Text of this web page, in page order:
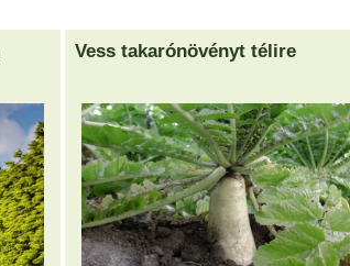
Vess takarónövényt télire